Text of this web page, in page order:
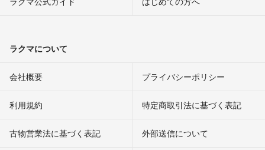
ラクマについて
会社概要 プライバシーポリシー
利用規約 特定商取引法に基づく表記
古物営業法に基づく表記 外部送信について